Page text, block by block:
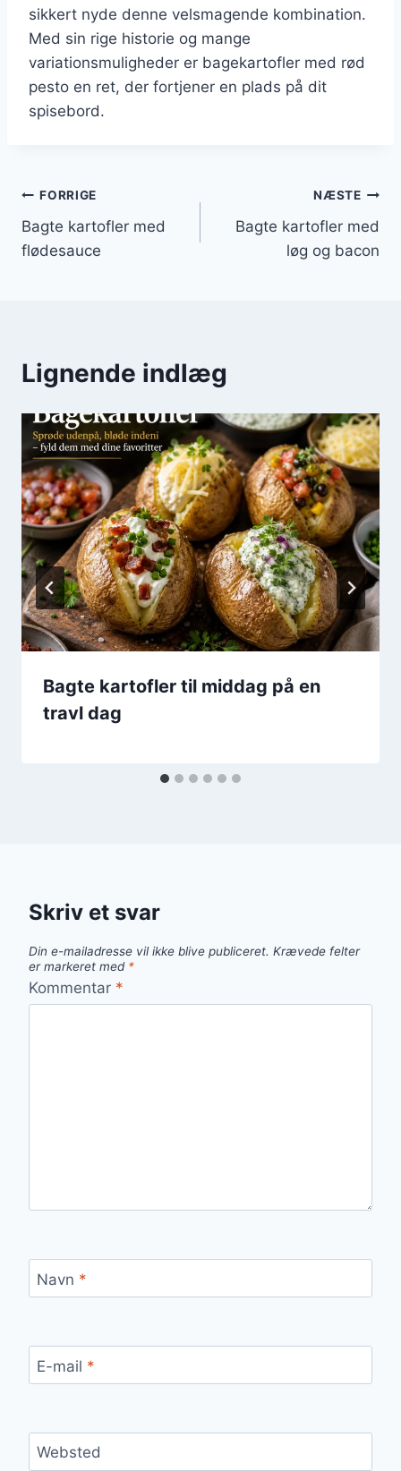
sikkert nyde denne velsmagende kombination.
Med sin rige historie og mange
variationsmuligheder er bagekartofler med rød
pesto en ret, der fortjener en plads på dit
spisebord.
Indlægsnavigation
FORRIGE
Bagte kartofler med
flødesauce
NÆSTE
Bagte kartofler med
løg og bacon
Lignende indlæg
Bagte kartofler til middag på en
travl dag
Skriv et svar
Din e-mailadresse vil ikke blive publiceret. Krævede felter
er markeret med *
Kommentar *
Navn *
E-mail *
Websted